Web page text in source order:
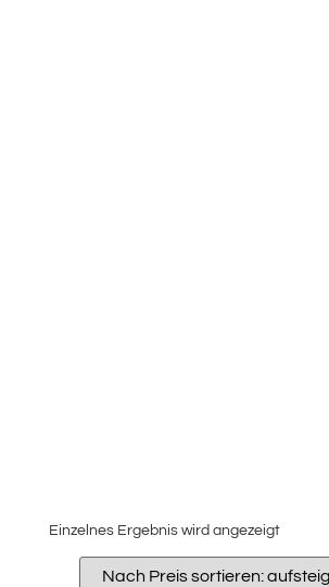
Einzelnes Ergebnis wird angezeigt